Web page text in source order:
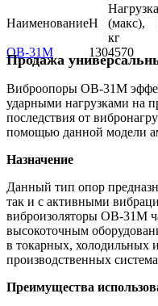
НаименованиеH
Нагрузка
(макс),
кг
ОВ-31М
1304570
Продажа
Виброопоры ОВ-31М
ударными нагрузками на
последствия от
помощью данной модели
Назначение
Данный тип опор
так и с активными
виброизоляторы ОВ-31М
высокоточным
в токарных, холодильных
производственных
Преимущества